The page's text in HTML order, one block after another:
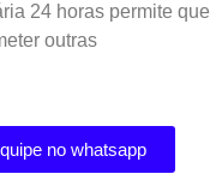
24 horas permite que
outras
no whatsapp